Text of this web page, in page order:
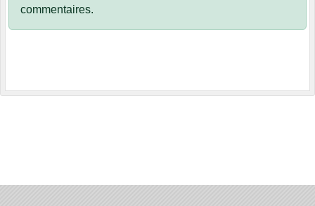
commentaires.